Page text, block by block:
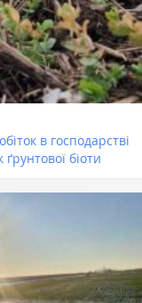
в господарстві
біоти